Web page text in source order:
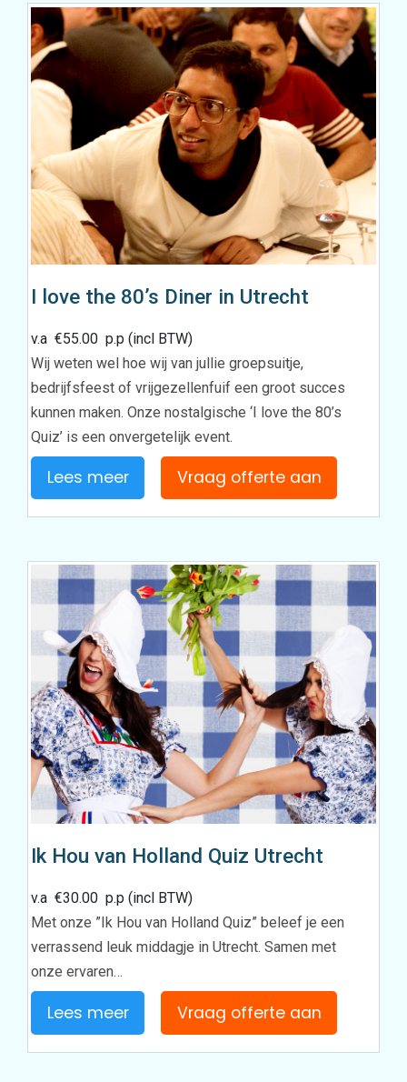
I love the 80’s Diner in Utrecht
v.a€55.00 p.p (incl BTW)
Wij weten wel hoe wij van jullie groepsuitje,
bedrijfsfeest of vrijgezellenfuif een groot succes
kunnen maken. Onze nostalgische ‘I love the 80’s
Quiz’ is een onvergetelijk event.
Lees meer Vraag offerte aan
Ik Hou van Holland Quiz Utrecht
v.a€30.00 p.p (incl BTW)
Met onze ”Ik Hou van Holland Quiz” beleef je een
verrassend leuk middagje in Utrecht. Samen met
onze ervaren…
Lees meer Vraag offerte aan